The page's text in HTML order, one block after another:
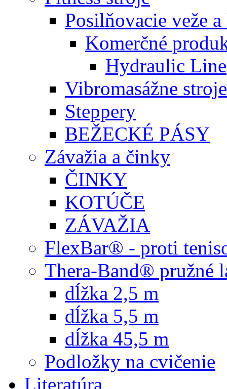
Posilňovacie veže
Komerčné
Hydraulic Line
Vibromasážne stroje
Steppery
BEŽECKÉ PÁSY
Závažia a činky
ČINKY
KOTÚČE
ZÁVAŽIA
FlexBar® - proti
Thera-Band® pružné
dĺžka 2,5 m
dĺžka 5,5 m
dĺžka 45,5 m
Podložky na cvičenie
Literatúra